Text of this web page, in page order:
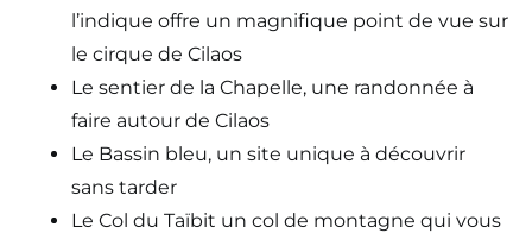
l’indique offre un magnifique point de vue sur
le cirque de Cilaos
Le sentier de la Chapelle, une randonnée à
faire autour de Cilaos
Le Bassin bleu, un site unique à découvrir
sans tarder
Le Col du Taïbit un col de montagne qui vous